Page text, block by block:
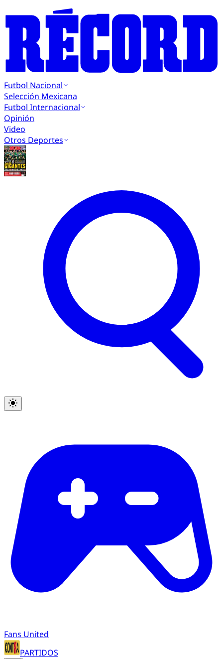
Futbol Nacional
Selección Mexicana
Futbol Internacional
Opinión
Video
Otros Deportes
Fans United
PARTIDOS